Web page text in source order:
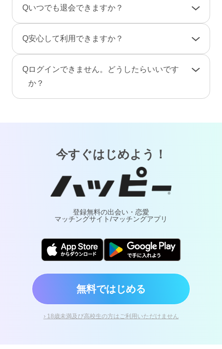
男性は、事前にポイントをご購入のうえご利用
となります。（1P＝約10円、消費ポイントはサ
ービスによって異なります）
のニックネームで、プロフ画像を登録しない状
また、検索結果にあなたのプロフィールが表示
されないように設定することもできます。
Qいつでも退会できますか？
手続き」から行えます。
画・メッセージ・ポイント（コイン）などのア
カウント情報はすべて削除されます。復旧や返
金はできませんのでご注意ください。
Q安心して利用できますか？
ービスでは24時間365日体制で有人による監視・
通報対応・年齢確認を行っております。
Qログインできません。どうしたらいいです
か？
今すぐはじめよう！
登録無料の出会い・恋愛
マッチングサイト/マッチングアプリ
無料ではじめる
› 18歳未満及び高校生の方はご利用いただけません